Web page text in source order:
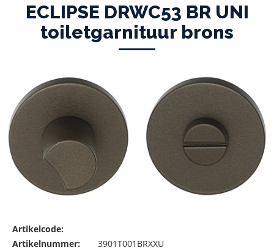
ECLIPSE DRWC53 BR UNI
toiletgarnituur brons
Artikelcode:
Artikelnummer:
3901T001BRXXU